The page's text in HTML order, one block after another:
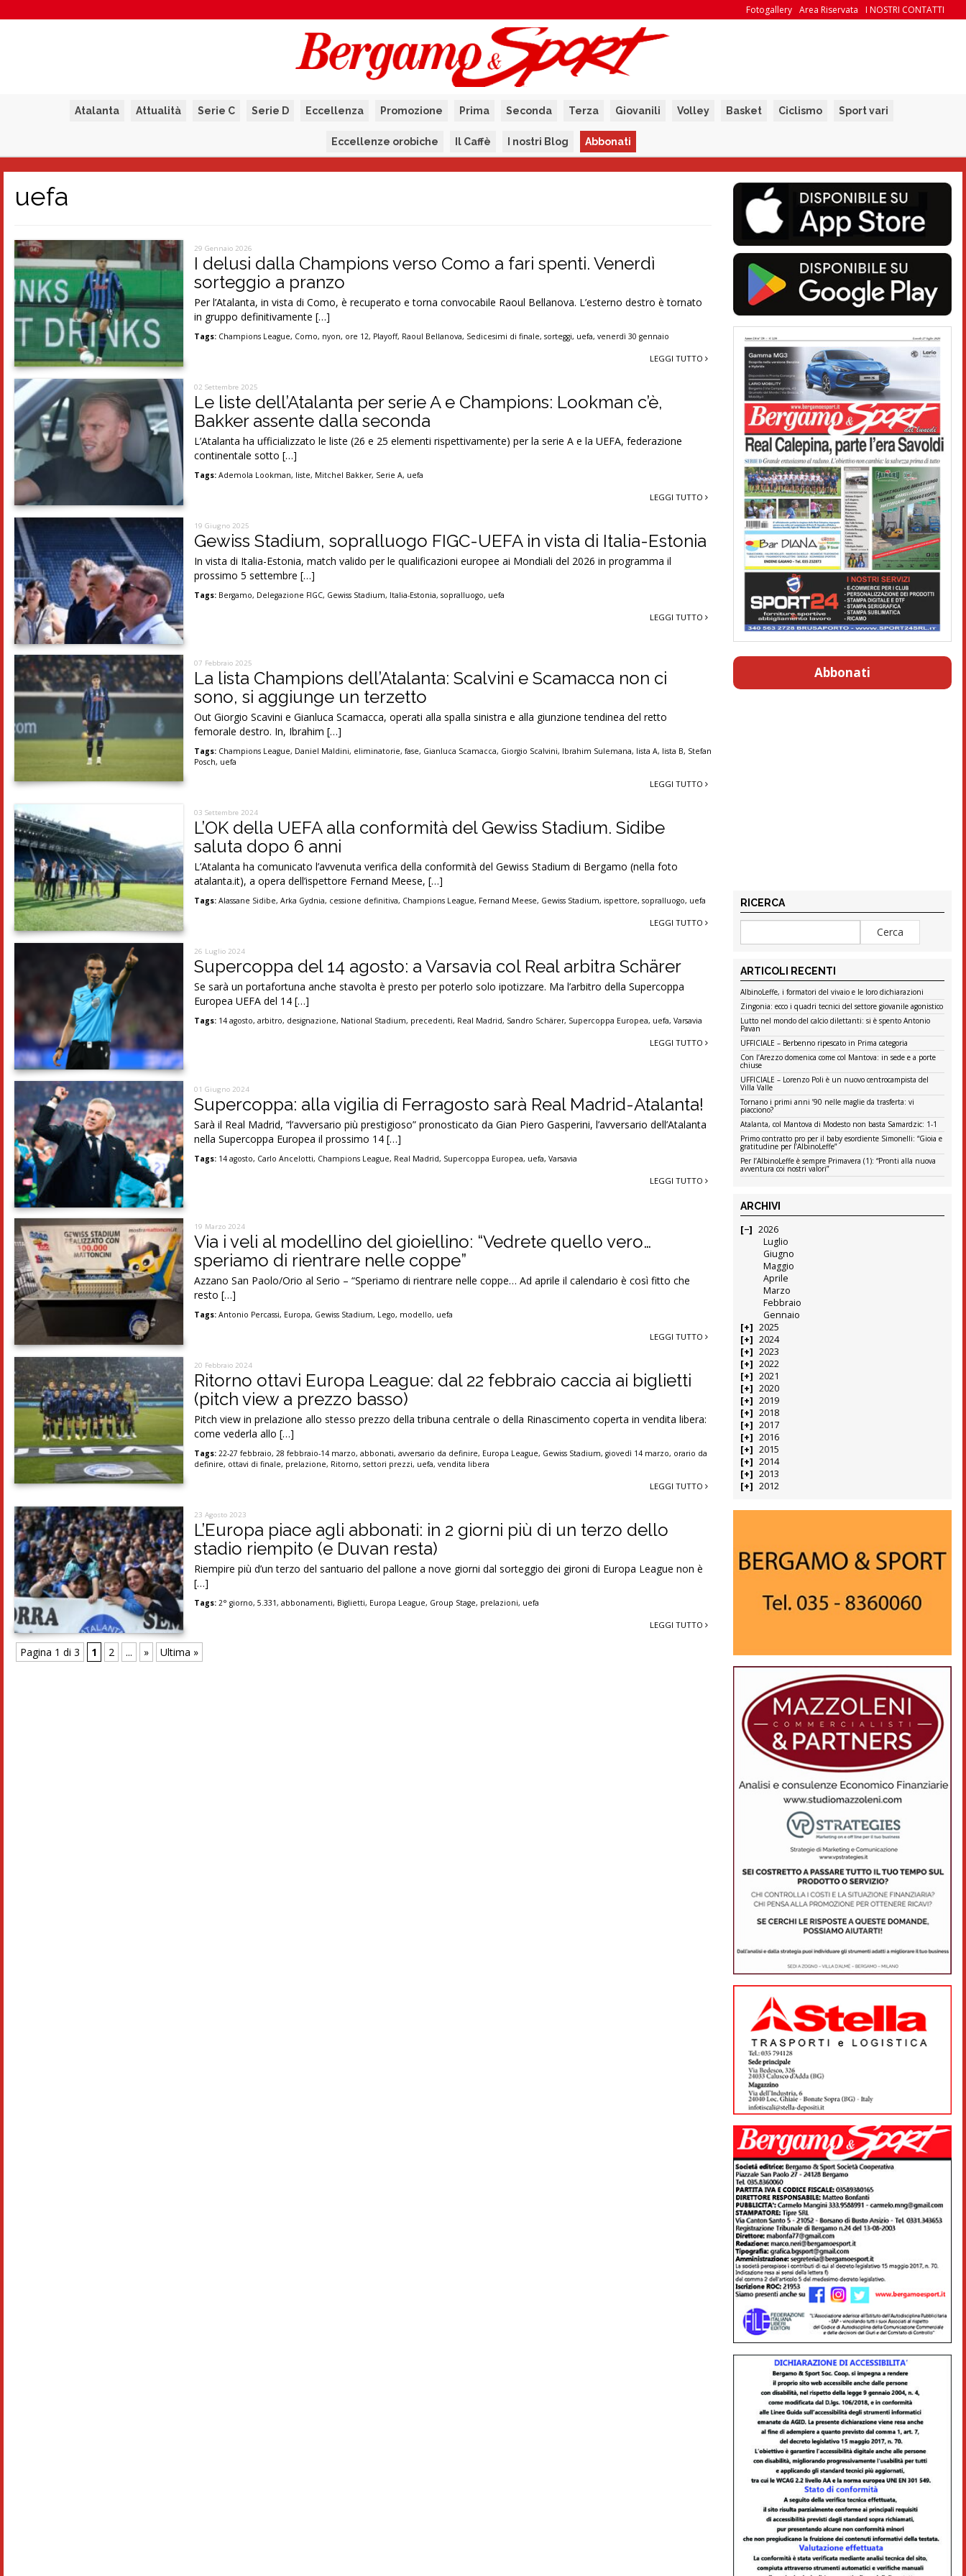
I NOSTRI CONTATTI
Area Riservata
Fotogallery
Atalanta Attualità Serie C Serie D Eccellenza Promozione Prima Seconda Terza Giovanili Volley Basket Ciclismo Sport vari
Eccellenze orobiche Il Caffè I nostri Blog Abbonati
uefa
29 Gennaio 2026
I delusi dalla Champions verso Como a fari spenti. Venerdì
sorteggio a pranzo
Per l’Atalanta, in vista di Como, è recuperato e torna convocabile Raoul Bellanova. L’esterno destro è tornato
in gruppo definitivamente […]
Tags: Champions League, Como, nyon, ore 12, Playoff, Raoul Bellanova, Sedicesimi di finale,sorteggi, uefa,venerdì 30 gennaio
LEGGI TUTTO
02 Settembre 2025
Le liste dell’Atalanta per serie A e Champions: Lookman c’è,
Bakker assente dalla seconda
L’Atalanta ha ufficializzato le liste (26 e 25 elementi rispettivamente) per la serie A e la UEFA, federazione
continentale sotto […]
Tags: Ademola Lookman, liste, Mitchel Bakker, Serie A, uefa
LEGGI TUTTO
19 Giugno 2025
Gewiss Stadium, sopralluogo FIGC-UEFA in vista di Italia-Estonia
In vista di Italia-Estonia, match valido per le qualificazioni europee ai Mondiali del 2026 in programma il
prossimo 5 settembre […]
Tags: Bergamo, Delegazione FIGC, Gewiss Stadium, Italia-Estonia,sopralluogo, uefa
LEGGI TUTTO
07 Febbraio 2025
La lista Champions dell’Atalanta: Scalvini e Scamacca non ci
sono, si aggiunge un terzetto
Out Giorgio Scavini e Gianluca Scamacca, operati alla spalla sinistra e alla giunzione tendinea del retto
femorale destro. In, Ibrahim […]
Tags: Champions League, Daniel Maldini, eliminatorie,fase, Gianluca Scamacca, Giorgio Scalvini, Ibrahim Sulemana, lista A, lista B, Stefan
Posch, uefa
LEGGI TUTTO
03 Settembre 2024
L’OK della UEFA alla conformità del Gewiss Stadium. Sidibe
saluta dopo 6 anni
L’Atalanta ha comunicato l’avvenuta verifica della conformità del Gewiss Stadium di Bergamo (nella foto
atalanta.it), a opera dell’ispettore Fernand Meese, […]
Tags: Alassane Sidibe,Arka Gydnia, cessione definitiva, Champions League, Fernand Meese, Gewiss Stadium, ispettore,sopralluogo, uefa
LEGGI TUTTO
26 Luglio 2024
Supercoppa del 14 agosto: a Varsavia col Real arbitra Schärer
Se sarà un portafortuna anche stavolta è presto per poterlo solo ipotizzare. Ma l’arbitro della Supercoppa
Europea UEFA del 14 […]
Tags: 14 agosto,arbitro, designazione, National Stadium, precedenti, Real Madrid, Sandro Schärer, Supercoppa Europea, uefa,Varsavia
LEGGI TUTTO
01 Giugno 2024
Supercoppa: alla vigilia di Ferragosto sarà Real Madrid-Atalanta!
Sarà il Real Madrid, “l’avversario più prestigioso” pronosticato da Gian Piero Gasperini, l’avversario dell’Atalanta
nella Supercoppa Europea il prossimo 14 […]
Tags: 14 agosto, Carlo Ancelotti, Champions League, Real Madrid, Supercoppa Europea, uefa,Varsavia
LEGGI TUTTO
19 Marzo 2024
Via i veli al modellino del gioiellino: “Vedrete quello vero…
speriamo di rientrare nelle coppe”
Azzano San Paolo/Orio al Serio – “Speriamo di rientrare nelle coppe… Ad aprile il calendario è così fitto che
resto […]
Tags: Antonio Percassi, Europa, Gewiss Stadium, Lego, modello, uefa
LEGGI TUTTO
20 Febbraio 2024
Ritorno ottavi Europa League: dal 22 febbraio caccia ai biglietti
(pitch view a prezzo basso)
Pitch view in prelazione allo stesso prezzo della tribuna centrale o della Rinascimento coperta in vendita libera:
come vederla allo […]
Tags: 22-27 febbraio, 28 febbraio-14 marzo,abbonati,avversario da definire, Europa League, Gewiss Stadium,giovedì 14 marzo, orario da
definire, ottavi di finale, prelazione, Ritorno,settori prezzi, uefa,vendita libera
LEGGI TUTTO
23 Agosto 2023
L’Europa piace agli abbonati: in 2 giorni più di un terzo dello
stadio riempito (e Duvan resta)
Riempire più d’un terzo del santuario del pallone a nove giorni dal sorteggio dei gironi di Europa League non è
[…]
Tags: 2° giorno,5.331,abbonamenti, Biglietti, Europa League, Group Stage, prelazioni, uefa
LEGGI TUTTO
Pagina 1 di 3 1 2 ... » Ultima »
Abbonati
RICERCA
ARTICOLI RECENTI
AlbinoLeffe, i formatori del vivaio e le loro dichiarazioni
Zingonia: ecco i quadri tecnici del settore giovanile agonistico
Lutto nel mondo del calcio dilettanti: si è spento Antonio
Pavan
UFFICIALE – Berbenno ripescato in Prima categoria
Con l’Arezzo domenica come col Mantova: in sede e a porte
chiuse
UFFICIALE – Lorenzo Poli è un nuovo centrocampista del
Villa Valle
Tornano i primi anni ’90 nelle maglie da trasferta: vi
piacciono?
Atalanta, col Mantova di Modesto non basta Samardzic: 1-1
Primo contratto pro per il baby esordiente Simonelli: “Gioia e
gratitudine per l’AlbinoLeffe”
Per l’AlbinoLeffe è sempre Primavera (1): “Pronti alla nuova
avventura coi nostri valori”
ARCHIVI
2026
Luglio
Giugno
Maggio
Aprile
Marzo
Febbraio
Gennaio
2025
2024
2023
2022
2021
2020
2019
2018
2017
2016
2015
2014
2013
2012